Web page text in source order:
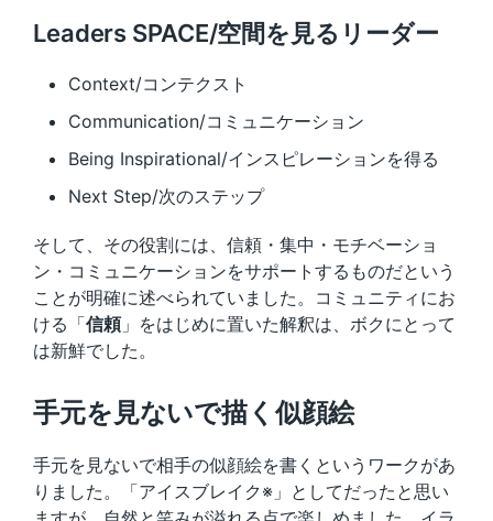
Leaders SPACE/空間を見るリーダー
Context/コンテクスト
Communication/コミュニケーション
Being Inspirational/インスピレーションを得る
Next Step/次のステップ
そして、その役割には、信頼・集中・モチベーショ
ン・コミュニケーションをサポートするものだという
ことが明確に述べられていました。コミュニティにお
ける「信頼」をはじめに置いた解釈は、ボクにとって
は新鮮でした。
手元を見ないで描く似顔絵
手元を見ないで相手の似顔絵を書くというワークがあ
りました。「アイスブレイク※」としてだったと思い